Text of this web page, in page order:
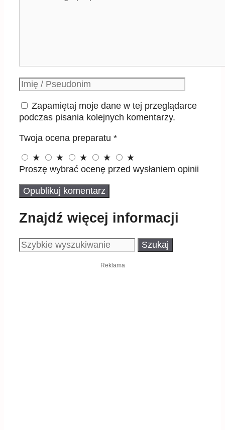
Podpis
Zapamiętaj moje dane w tej przeglądarce
podczas pisania kolejnych komentarzy.
Twoja ocena preparatu *
★
★ ★ ★
★
Proszę wybrać ocenę przed wysłaniem opinii
Znajdź więcej informacji
Szukaj:
Reklama